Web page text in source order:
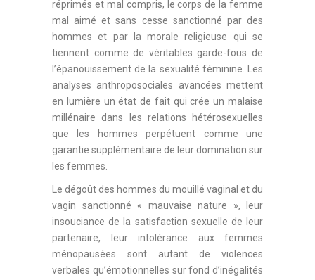
réprimés et mal compris, le corps de la femme
mal aimé et sans cesse sanctionné par des
hommes et par la morale religieuse qui se
tiennent comme de véritables garde-fous de
l’épanouissement de la sexualité féminine. Les
analyses anthroposociales avancées mettent
en lumière un état de fait qui crée un malaise
millénaire dans les relations hétérosexuelles
que les hommes perpétuent comme une
garantie supplémentaire de leur domination sur
les femmes.
Le dégoût des hommes du mouillé vaginal et du
vagin sanctionné « mauvaise nature », leur
insouciance de la satisfaction sexuelle de leur
partenaire, leur intolérance aux femmes
ménopausées sont autant de violences
verbales qu’émotionnelles sur fond d’inégalités